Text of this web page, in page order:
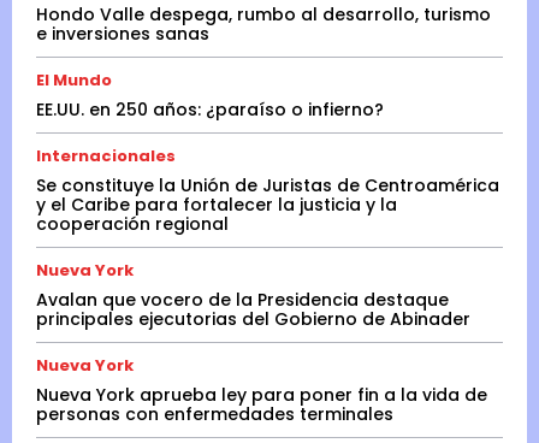
Hondo Valle despega, rumbo al desarrollo, turismo
e inversiones sanas
El Mundo
EE.UU. en 250 años: ¿paraíso o infierno?
Internacionales
Se constituye la Unión de Juristas de Centroamérica
y el Caribe para fortalecer la justicia y la
cooperación regional
Nueva York
Avalan que vocero de la Presidencia destaque
principales ejecutorias del Gobierno de Abinader
Nueva York
Nueva York aprueba ley para poner fin a la vida de
personas con enfermedades terminales